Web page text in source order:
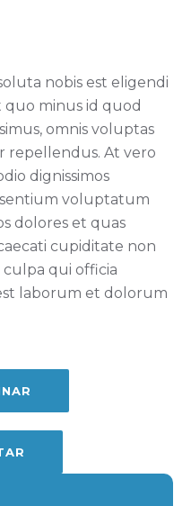
nobis est eligendi
minus id quod
omnis voluptas
repellendus. At vero
dignissimos
voluptatum
dolores et quas
cupiditate non
qui officia
laborum et dolorum